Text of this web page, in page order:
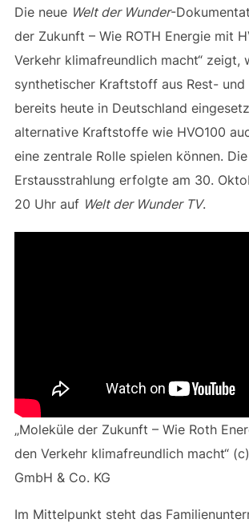
Die neue Welt der Wunder-
der Zukunft – Wie ROTH Energie mit
Verkehr klimafreundlich macht“ zeigt,
synthetischer Kraftstoff aus Rest-
bereits heute in Deutschland
alternative Kraftstoffe wie HVO100
eine zentrale Rolle spielen können. Die
Erstausstrahlung erfolgte am 30.
20 Uhr auf Welt der Wunder TV.
„Moleküle der Zukunft – Wie Roth
den Verkehr klimafreundlich macht“
GmbH & Co. KG
Im Mittelpunkt steht das